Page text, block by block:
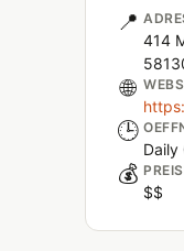
📍
414
🌐
🕒
💰
$$